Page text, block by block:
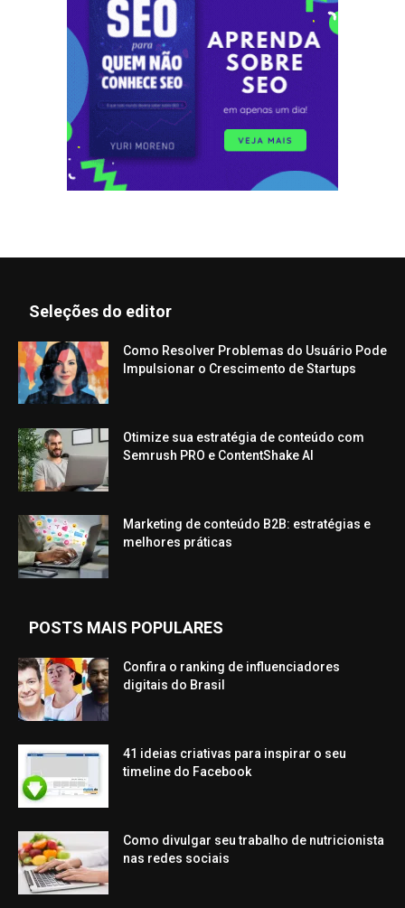
Seleções do editor
Como Resolver Problemas do Usuário Pode
Impulsionar o Crescimento de Startups
Otimize sua estratégia de conteúdo com
Semrush PRO e ContentShake AI
Marketing de conteúdo B2B: estratégias e
melhores práticas
POSTS MAIS POPULARES
Confira o ranking de influenciadores
digitais do Brasil
41 ideias criativas para inspirar o seu
timeline do Facebook
Como divulgar seu trabalho de nutricionista
nas redes sociais